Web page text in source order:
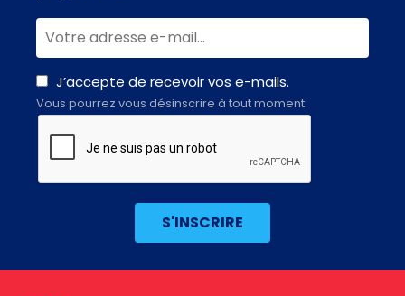
J’accepte de recevoir vos e-mails.
Vous pourrez vous désinscrire à tout moment